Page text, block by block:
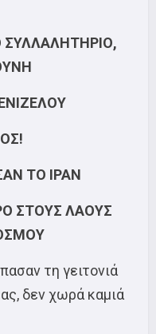
ΣΥΛΛΑΛΗΤΗΡΙΟ,
ΤΟ ΙΡΑΝ
ΣΤΟΥΣ ΛΑΟΥΣ
τη γειτονιά
δεν χωρά καμιά